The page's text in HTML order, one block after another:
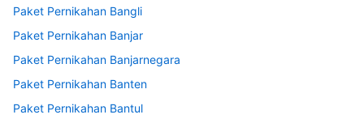
Paket Pernikahan Bangli
Paket Pernikahan Banjar
Paket Pernikahan Banjarnegara
Paket Pernikahan Banten
Paket Pernikahan Bantul